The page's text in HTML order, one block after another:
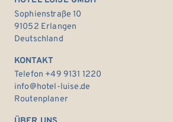
Sophienstraße 10
91052 Erlangen
Deutschland
KONTAKT
Telefon +49 9131 1220
info@hotel-luise.de
Routenplaner